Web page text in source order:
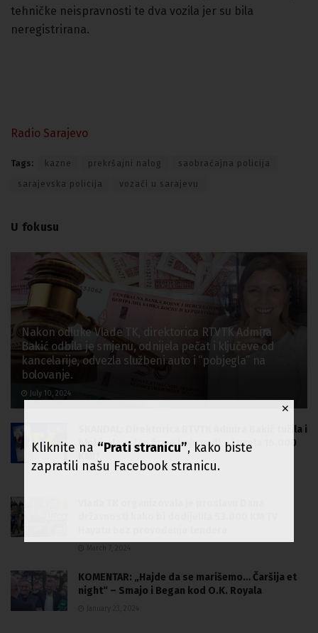
tehničke neispravnosti te dva vozila jer su bila
neregistrirana.
Radio Sarajevo
Tags: kazne prekršajni nalog saobraćajna policija
sarajevska policija vozači u sarajevu
U fokusu
Nakon odluke Vlade TK, direktorica RTVTK Admira
Bakić odbila je smjenu, odnijela pečat i ključeve od
kancelarije, odvezla službeni auto i “pobjegla” na
bolovanje.
July 10, 2024
SKANDAL: Direktorica RTVTK Admira Bakić tužila i
blokirala račun firme koju vodi – i uzela 16.000
KOMENTAR: „Hajde da se marišemo… Čaršija et
night“ – Smajo i Began kod O.K. Royala
✕
Kliknite na “Prati stranicu”, kako biste
zapratili našu Facebook stranicu.